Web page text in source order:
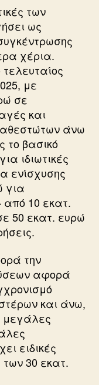
των
ως
χέρια.
με
σε
και
άνω
το βασικό
ιδιωτικές
ενίσχυσης
για
από 10 εκατ.
50 εκατ. ευρώ
την
αφορά
και άνω,
μεγάλες
ειδικές
30 εκατ.